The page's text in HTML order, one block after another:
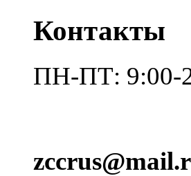
Контакты
ПН-ПТ: 9:00-